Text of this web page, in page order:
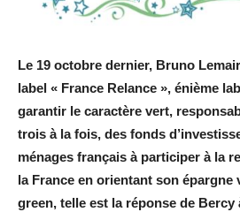
Le 19 octobre dernier, Bruno
label « France Relance », énième
garantir le caractère vert,
trois à la fois, des fonds
ménages français à participer à la
la France en orientant son épargne
green, telle est la réponse de Bercy